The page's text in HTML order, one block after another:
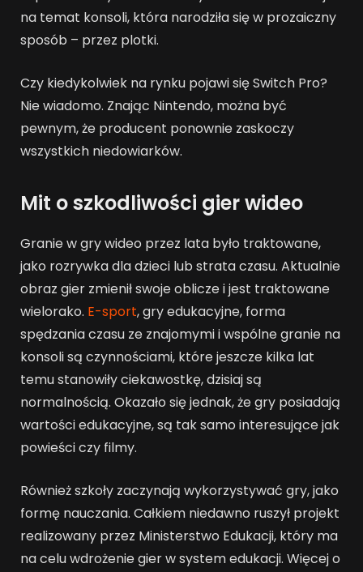
na temat konsoli, która narodziła się w prozaiczny
sposób – przez plotki.
Czy kiedykolwiek na rynku pojawi się Switch Pro?
Nie wiadomo. Znając Nintendo, można być
pewnym, że producent ponownie zaskoczy
wszystkich niedowiarków.
Mit o szkodliwości gier wideo
Granie w gry wideo przez lata było traktowane,
jako rozrywka dla dzieci lub strata czasu. Aktualnie
obraz gier zmienił swoje oblicze i jest traktowane
wielorako. E-sport, gry edukacyjne, forma
spędzania czasu ze znajomymi i wspólne granie na
konsoli są czynnościami, które jeszcze kilka lat
temu stanowiły ciekawostkę, dzisiaj są
normalnością. Okazało się jednak, że gry posiadają
wartości edukacyjne, są tak samo interesujące jak
powieści czy filmy.
Również szkoły zaczynają wykorzystywać gry, jako
formę nauczania. Całkiem niedawno ruszył projekt
realizowany przez Ministerstwo Edukacji, który ma
na celu wdrożenie gier w system edukacji. Więcej o